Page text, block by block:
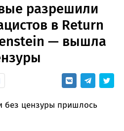
разрешили
в Return
— вышла
без цензуры пришлось